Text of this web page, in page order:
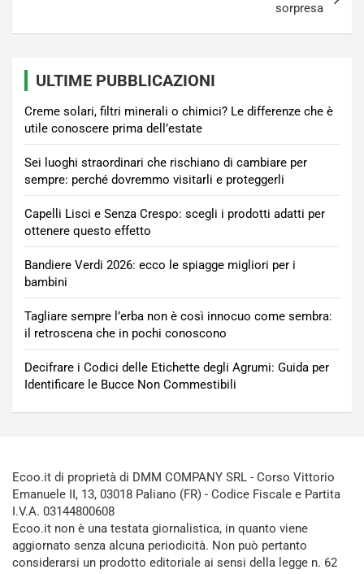
sorpresa
ULTIME PUBBLICAZIONI
Creme solari, filtri minerali o chimici? Le differenze che è
utile conoscere prima dell’estate
Sei luoghi straordinari che rischiano di cambiare per
sempre: perché dovremmo visitarli e proteggerli
Capelli Lisci e Senza Crespo: scegli i prodotti adatti per
ottenere questo effetto
Bandiere Verdi 2026: ecco le spiagge migliori per i
bambini
Tagliare sempre l’erba non è così innocuo come sembra:
il retroscena che in pochi conoscono
Decifrare i Codici delle Etichette degli Agrumi: Guida per
Identificare le Bucce Non Commestibili
Ecoo.it di proprietà di DMM COMPANY SRL - Corso Vittorio
Emanuele II, 13, 03018 Paliano (FR) - Codice Fiscale e Partita
I.V.A. 03144800608
Ecoo.it non è una testata giornalistica, in quanto viene
aggiornato senza alcuna periodicità. Non può pertanto
considerarsi un prodotto editoriale ai sensi della legge n. 62